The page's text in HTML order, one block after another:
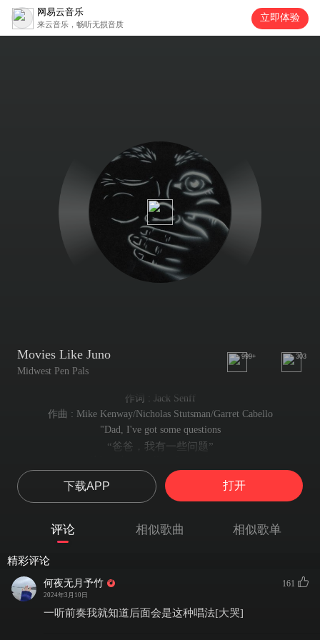
网易云音乐
来云音乐，畅听无损音质
立即体验
Movies Like Juno
Midwest Pen Pals
999+ 303
作词 : Jack Senff
作曲 : Mike Kenway/Nicholas Stutsman/Garret Cabello
"Dad, I've got some questions
“爸爸，我有一些问题”
（我已经被困很久了）
One. Where the fvck is mom?
第一，妈妈在哪？
（我现在还不想听到这个问题的答案）
(I know you never meant for it to be like this.)
（我知道你从没想过事情会变成这样）
Three. Why did she leave us?
下载APP 打开
评论 相似歌曲 相似歌单
精彩评论
何夜无月予竹
2024年3月10日
161
一听前奏我就知道后面会是这种唱法[大哭]